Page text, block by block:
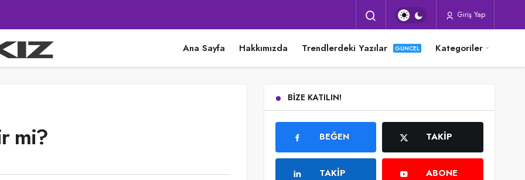
Giriş Yap
Ana Sayfa Hakkımızda Trendlerdeki Yazılar Kategoriler
mi?
BIZE KATILIN!
BEĞEN TAKIP
TAKIP ABONE